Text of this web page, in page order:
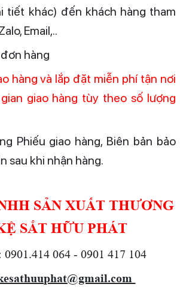
tiết khác) đến khách hàng tham
Email,..
hàng
hàng và lắp đặt miễn phí tận nơi
giao hàng tùy theo số lượng
Phiếu giao hàng, Biên bản bảo
sau khi nhận hàng.
SẢN XUẤT THƯƠNG
SẮT HỮU PHÁT
0901.414 064 - 0901 417 104